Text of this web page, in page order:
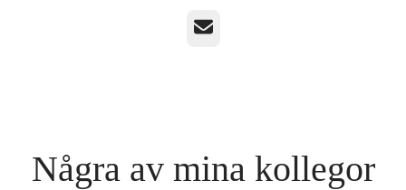
E-post
Några av mina kollegor